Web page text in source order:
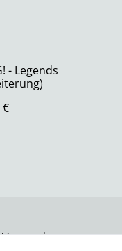
- Legends
€
Versand